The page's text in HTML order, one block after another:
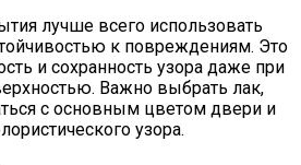
лучше всего использовать
к повреждениям. Это
и сохранность узора даже при
Важно выбрать лак,
с основным цветом двери и
узора.